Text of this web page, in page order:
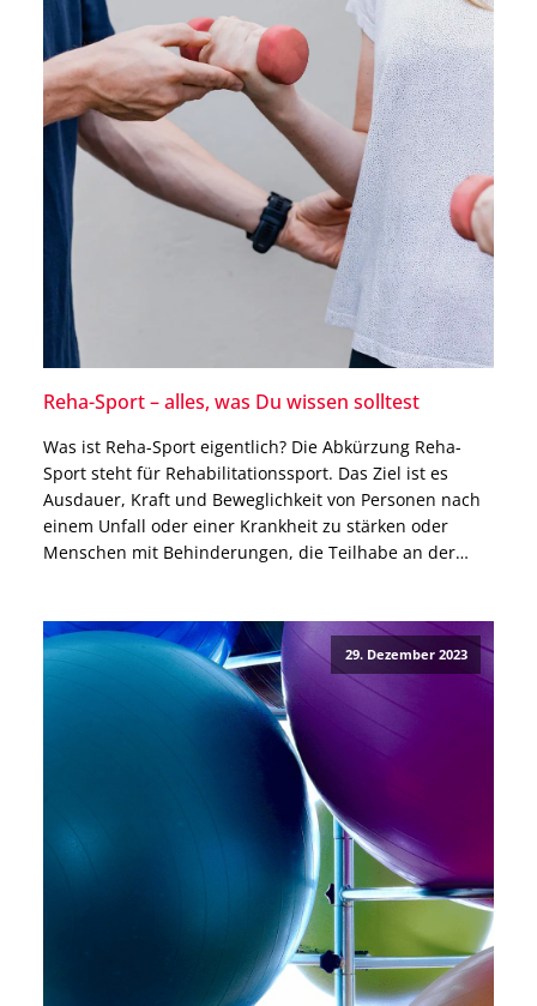
Reha-Sport – alles, was Du wissen solltest
Was ist Reha-Sport eigentlich? Die Abkürzung Reha-
Sport steht für Rehabilitationssport. Das Ziel ist es
Ausdauer, Kraft und Beweglichkeit von Personen nach
einem Unfall oder einer Krankheit zu stärken oder
Menschen mit Behinderungen, die Teilhabe an der
Reha-Sport Übungen werden in der Regel […]
29. Dezember 2023